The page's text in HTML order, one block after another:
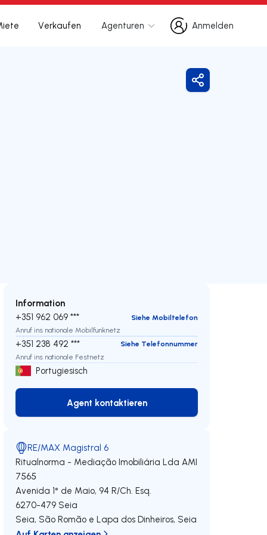
Verkaufen Agenturen
Anmelden
Anmelden
Freigeben
Information
+351 962 069 ***
Siehe Mobiltelefon
Anruf ins nationale Mobilfunknetz
+351 238 492 ***
Siehe Telefonnummer
Anruf ins nationale Festnetz
Portugiesisch
Agent kontaktieren
Agent kontaktieren
RE/MAX Magistral 6
Ritualnorma - Mediação Imobiliária Lda AMI
7565
Avenida 1° de Maio, 94 R/Ch. Esq.
6270-479 Seia
Seia, São Romão e Lapa dos Dinheiros, Seia